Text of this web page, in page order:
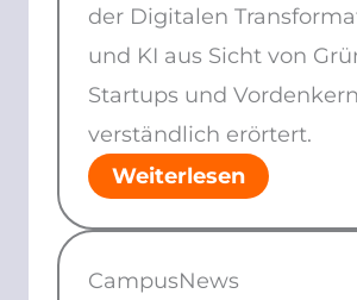
der Digitalen
und KI aus Sicht von
Startups und Vordenkern
verständlich erörtert.
Weiterlesen
CampusNews